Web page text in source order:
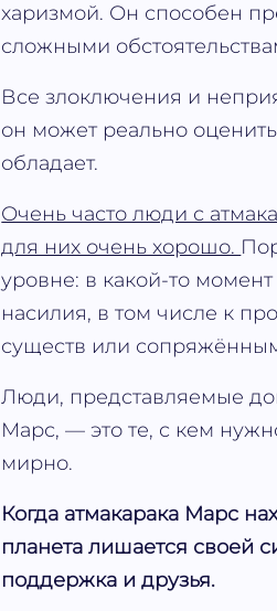
харизмой. Он способен
сложными
Все злоключения и
он может реально
обладает.
Очень часто люди с
для них очень хорошо.
уровне: в какой-то
насилия, в том числе к
существ или
Люди, представляемые
Марс, — это те, с кем
мирно.
Когда атмакарака Марс
планета лишается своей
поддержка и друзья.